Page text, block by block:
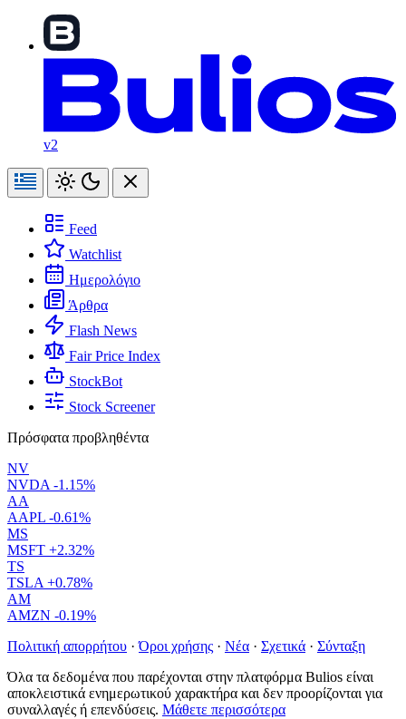
v2
Feed
Watchlist
Ημερολόγιο
Άρθρα
Flash News
Fair Price Index
StockBot
Stock Screener
Πρόσφατα προβληθέντα
NV
NVDA -1.15%
AA
AAPL -0.61%
MS
MSFT +2.32%
TS
TSLA +0.78%
AM
AMZN -0.19%
Πολιτική απορρήτου · Όροι χρήσης · Νέα · Σχετικά · Σύνταξη
Όλα τα δεδομένα που παρέχονται στην πλατφόρμα Bulios είναι
αποκλειστικά ενημερωτικού χαρακτήρα και δεν προορίζονται για
συναλλαγές ή επενδύσεις. Μάθετε περισσότερα